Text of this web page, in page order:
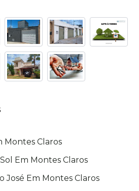
Montes Claros
Em Montes Claros
José Em Montes Claros